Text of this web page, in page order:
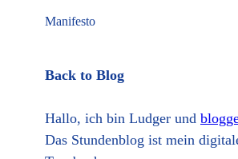
Manifesto
Back to Blog
Hallo, ich bin Ludger und
Das Stundenblog ist mein